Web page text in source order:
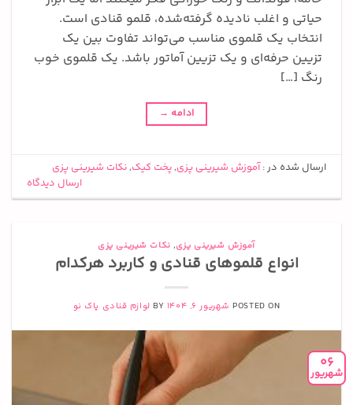
حیاتی و اغلب نادیده گرفته‌شده، قلمو قنادی است.
انتخاب یک قلموی مناسب می‌تواند تفاوت بین یک
تزیین حرفه‌ای و یک تزیین آماتور باشد. یک قلموی خوب
رنگ […]
ادامه →
ارسال شده در :آموزش شیرینی پزی,پخت کیک,نکات شیرینی پزی
ارسال دیدگاه
آموزش شیرینی پزی, نکات شیرینی پزی
انواع قلموهای قنادی و کاربرد هرکدام
POSTED ON شهریور 6, 1404 BY لوازم قنادی پاک نو
06
شهریور